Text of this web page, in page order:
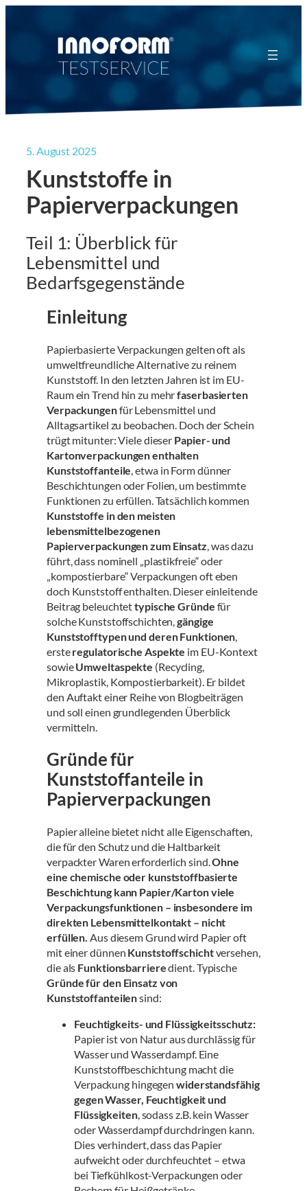
5. August 2025
Kunststoffe in
Papierverpackungen
Teil 1: Überblick für
Lebensmittel und
Bedarfsgegenstände
Einleitung
Papierbasierte Verpackungen gelten oft als
umweltfreundliche Alternative zu reinem
Kunststoff. In den letzten Jahren ist im EU-
Raum ein Trend hin zu mehrfaserbasierten
Verpackungenfür Lebensmittel und
Alltagsartikel zu beobachen. Doch der Schein
trügt mitunter: Viele dieser Papier- und
Kartonverpackungen enthalten
Kunststoffanteile, etwa in Form dünner
Beschichtungen oder Folien, um bestimmte
Funktionen zu erfüllen. Tatsächlich kommen
Kunststoffe in den meisten
lebensmittelbezogenen
Papierverpackungen zum Einsatz, was dazu
führt, dass nominell „plastikfreie“ oder
„kompostierbare“ Verpackungen oft eben
doch Kunststoff enthalten. Dieser einleitende
Beitrag beleuchtettypische Gründe für
solche Kunststoffschichten,gängige
Kunststofftypen und deren Funktionen,
ersteregulatorische Aspekte im EU-Kontext
sowieUmweltaspekte (Recycling,
Mikroplastik, Kompostierbarkeit). Er bildet
den Auftakt einer Reihe von Blogbeiträgen
und soll einen grundlegenden Überblick
vermitteln.
Gründe für
Kunststoffanteile in
Papierverpackungen
Papier alleine bietet nicht alle Eigenschaften,
die für den Schutz und die Haltbarkeit
verpackter Waren erforderlich sind.Ohne
eine chemische oder kunststoffbasierte
Beschichtung kann Papier/Karton viele
Verpackungsfunktionen – insbesondere im
direkten Lebensmittelkontakt – nicht
erfüllen. Aus diesem Grund wird Papier oft
mit einer dünnen Kunststoffschichtversehen,
die als Funktionsbarrieredient. Typische
Gründe für den Einsatz von
Kunststoffanteilensind:
Feuchtigkeits- und Flüssigkeitsschutz:
Papier ist von Natur aus durchlässig für
Wasser und Wasserdampf. Eine
Kunststoffbeschichtung macht die
Verpackung hingegen widerstandsfähig
gegen Wasser, Feuchtigkeit und
Flüssigkeiten, sodass z.B. kein Wasser
oder Wasserdampf durchdringen kann.
Dies verhindert, dass das Papier
aufweicht oder durchfeuchtet – etwa
bei Tiefkühlkost-Verpackungen oder